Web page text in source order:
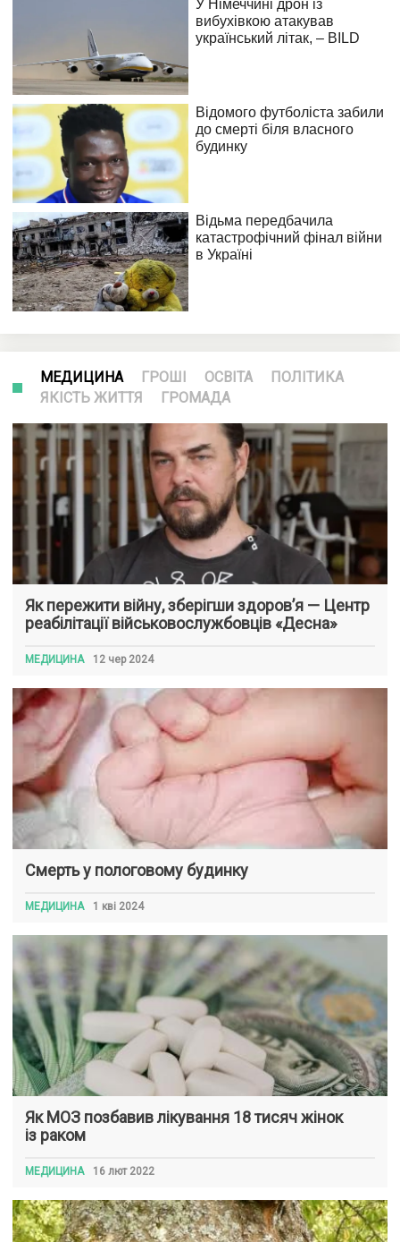
МЕДИЦИНА ГРОШІ ОСВІТА
ПОЛІТИКА
ЯКІСТЬ ЖИТТЯ
ГРОМАДА
Як пережити війну, зберігши здоров’я — Центр
реабілітації військовослужбовців «Десна»
МЕДИЦИНА 12 чер 2024
Смерть у пологовому будинку
МЕДИЦИНА 1 кві 2024
Як МОЗ позбавив лікування 18 тисяч жінок
із раком
МЕДИЦИНА 16 лют 2022